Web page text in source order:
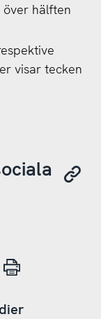
hälften
visar tecken